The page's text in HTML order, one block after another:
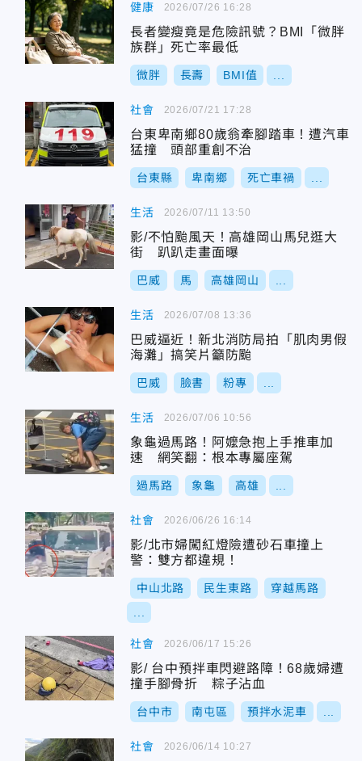
健康
長者變瘦竟是危險訊號？BMI「微胖
族群」死亡率最低
微胖 長壽 BMI值
2026/07/26 16:28
社會
台東卑南鄉80歲翁牽腳踏車！遭汽車
猛撞 頭部重創不治
台東縣 卑南鄉 死亡車禍
2026/07/21 17:28
生活
影/不怕颱風天！高雄岡山馬兒逛大
街 趴趴走畫面曝
巴威 馬 高雄岡山
2026/07/11 13:50
生活
巴威逼近！新北消防局拍「肌肉男假
海灘」搞笑片籲防颱
巴威 臉書 粉專
2026/07/08 13:36
生活
象龜過馬路！阿嬤急抱上手推車加
速 網笑翻：根本專屬座駕
過馬路 象龜 高雄
2026/07/06 10:56
社會
影/北市婦闖紅燈險遭砂石車撞上
警：雙方都違規！
中山北路 民生東路 穿越馬路
2026/06/26 16:14
社會
影/ 台中預拌車閃避路障！68歲婦遭
撞手腳骨折 粽子沾血
台中市 南屯區 預拌水泥車
2026/06/17 15:26
社會 2026/06/14 10:27